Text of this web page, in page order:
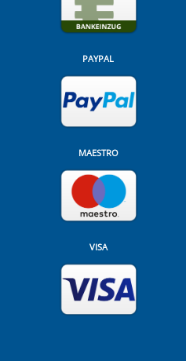
PAYPAL
MAESTRO
VISA